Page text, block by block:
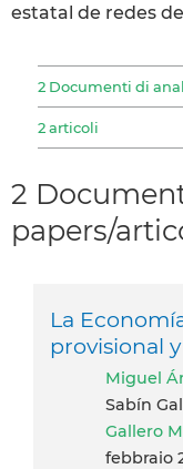
estatal de redes
2 Documenti di
2 articoli
2
papers/
La
provisional
Miguel
Sabín
Gallero
febbraio